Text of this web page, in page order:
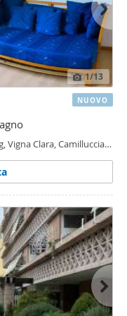
1/13
Vigna Clara, Camilluccia,
NUOVO